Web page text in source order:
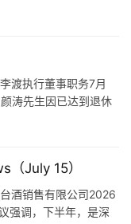
437 Market Events
渡执行董事职务7月
涛先生因已达到退休
of ZJLDOn
（July 15）
酒销售有限公司2026
强调，下半年，是深